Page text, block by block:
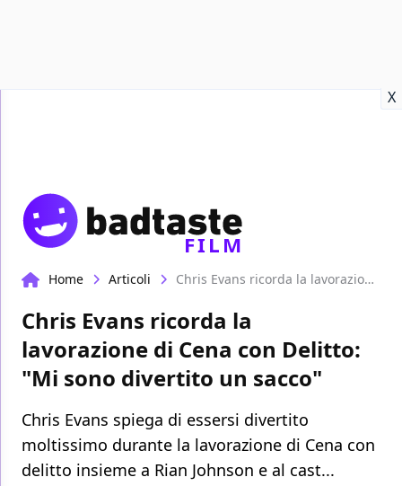
X
FILM
Home Articoli Chris Evans ricorda la lavorazione di Cena con Delitto: "Mi sono divertito un sacco"
Chris Evans ricorda la
lavorazione di Cena con Delitto:
"Mi sono divertito un sacco"
Chris Evans spiega di essersi divertito
moltissimo durante la lavorazione di Cena con
delitto insieme a Rian Johnson e al cast...